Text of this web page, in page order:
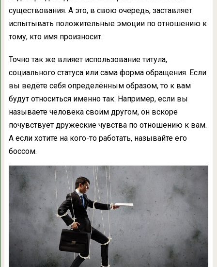
существования. А это, в свою очередь, заставляет
испытывать положительные эмоции по отношению к
тому, кто имя произносит.
Точно так же влияет использование титула,
социального статуса или сама форма обращения. Если
вы ведёте себя определённым образом, то к вам
будут относиться именно так. Например, если вы
называете человека своим другом, он вскоре
почувствует дружеские чувства по отношению к вам.
А если хотите на кого-то работать, называйте его
боссом.